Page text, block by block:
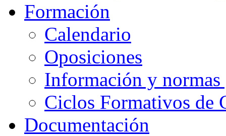
Formación
Calendario
Oposiciones
Información y normas
Ciclos Formativos de
Documentación